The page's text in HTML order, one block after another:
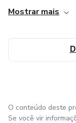
Mostrar mais
O conteúdo deste
Se você vir